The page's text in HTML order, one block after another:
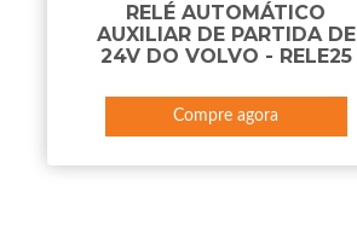
RELÉ AUTOMÁTICO
AUXILIAR DE PARTIDA DE
24V DO VOLVO - RELE25
Compre agora